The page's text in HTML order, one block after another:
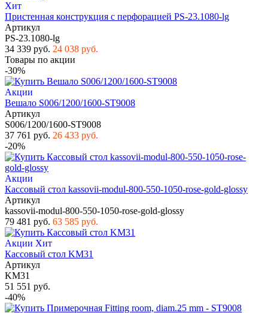
Хит
Пристенная конструкция с перфорацией PS-23.1080-lg
Артикул
PS-23.1080-lg
34 339 руб. 24 038 руб.
Товары по акции
-30%
Акции
Вешало S006/1200/1600-ST9008
Артикул
S006/1200/1600-ST9008
37 761 руб. 26 433 руб.
-20%
Акции
Кассовый стол kassovii-modul-800-550-1050-rose-gold-glossy
Артикул
kassovii-modul-800-550-1050-rose-gold-glossy
79 481 руб. 63 585 руб.
Акции Хит
Кассовый стол KM31
Артикул
KM31
51 551 руб.
-40%